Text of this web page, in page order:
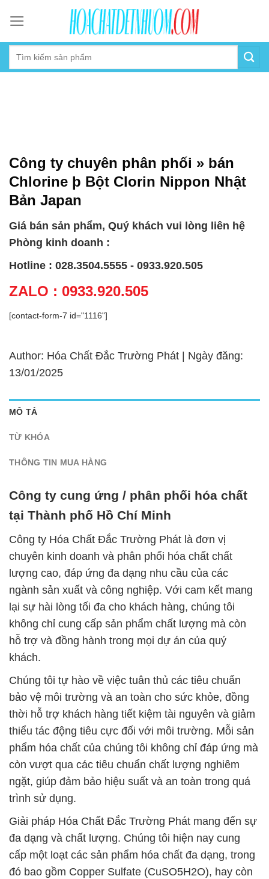
content
Công ty chuyên phân phối » bán
Chlorine þ Bột Clorin Nippon Nhật
Bản Japan
Giá bán sản phẩm, Quý khách vui lòng liên hệ
Phòng kinh doanh :
Hotline : 028.3504.5555 - 0933.920.505
ZALO : 0933.920.505
[contact-form-7 id="1116"]
Author: Hóa Chất Đắc Trường Phát | Ngày đăng:
13/01/2025
MÔ TẢ
TỪ KHÓA
THÔNG TIN MUA HÀNG
Công ty cung ứng / phân phối hóa chất
tại Thành phố Hồ Chí Minh
Công ty Hóa Chất Đắc Trường Phát là đơn vị
chuyên kinh doanh và phân phối hóa chất chất
lượng cao, đáp ứng đa dạng nhu cầu của các
ngành sản xuất và công nghiệp. Với cam kết mang
lại sự hài lòng tối đa cho khách hàng, chúng tôi
không chỉ cung cấp sản phẩm chất lượng mà còn
hỗ trợ và đồng hành trong mọi dự án của quý
khách.
Chúng tôi tự hào về việc tuân thủ các tiêu chuẩn
bảo vệ môi trường và an toàn cho sức khỏe, đồng
thời hỗ trợ khách hàng tiết kiệm tài nguyên và giảm
thiểu tác động tiêu cực đối với môi trường. Mỗi sản
phẩm hóa chất của chúng tôi không chỉ đáp ứng mà
còn vượt qua các tiêu chuẩn chất lượng nghiêm
ngặt, giúp đảm bảo hiệu suất và an toàn trong quá
trình sử dụng.
Giải pháp Hóa Chất Đắc Trường Phát mang đến sự
đa dạng và chất lượng. Chúng tôi hiện nay cung
cấp một loạt các sản phẩm hóa chất đa dạng, trong
đó bao gồm Copper Sulfate (CuSO5H2O), hay còn